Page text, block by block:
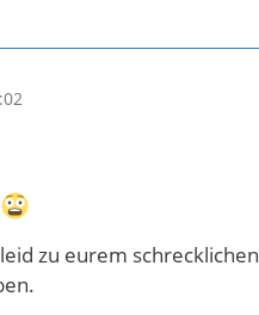
zu eurem